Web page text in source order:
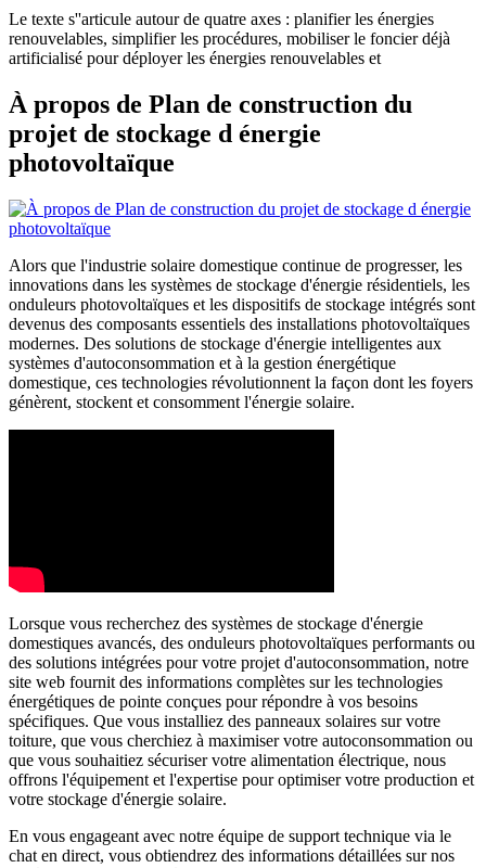
Le texte s''articule autour de quatre axes : planifier les énergies
renouvelables, simplifier les procédures, mobiliser le foncier déjà
artificialisé pour déployer les énergies renouvelables et
À propos de Plan de construction du
projet de stockage d énergie
photovoltaïque
Alors que l'industrie solaire domestique continue de progresser, les
innovations dans les systèmes de stockage d'énergie résidentiels, les
onduleurs photovoltaïques et les dispositifs de stockage intégrés sont
devenus des composants essentiels des installations photovoltaïques
modernes. Des solutions de stockage d'énergie intelligentes aux
systèmes d'autoconsommation et à la gestion énergétique
domestique, ces technologies révolutionnent la façon dont les foyers
génèrent, stockent et consomment l'énergie solaire.
Lorsque vous recherchez des systèmes de stockage d'énergie
domestiques avancés, des onduleurs photovoltaïques performants ou
des solutions intégrées pour votre projet d'autoconsommation, notre
site web fournit des informations complètes sur les technologies
énergétiques de pointe conçues pour répondre à vos besoins
spécifiques. Que vous installiez des panneaux solaires sur votre
toiture, que vous cherchiez à maximiser votre autoconsommation ou
que vous souhaitiez sécuriser votre alimentation électrique, nous
offrons l'équipement et l'expertise pour optimiser votre production et
votre stockage d'énergie solaire.
En vous engageant avec notre équipe de support technique via le
chat en direct, vous obtiendrez des informations détaillées sur nos